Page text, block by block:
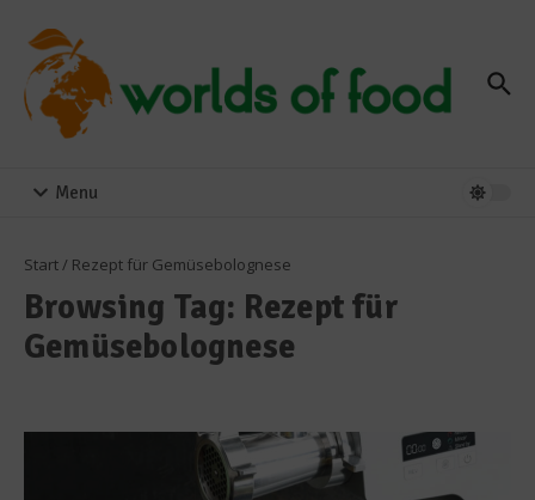
Menu
Start/ Rezept für Gemüsebolognese
Browsing Tag: Rezept für
Gemüsebolognese